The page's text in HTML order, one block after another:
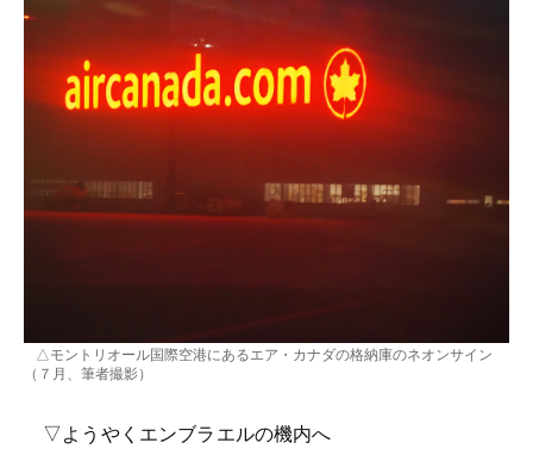
△モントリオール国際空港にあるエア・カナダの格納庫のネオンサイン
（７月、筆者撮影）
▽ようやくエンブラエルの機内へ